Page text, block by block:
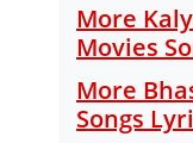
More
Movies
More
Songs